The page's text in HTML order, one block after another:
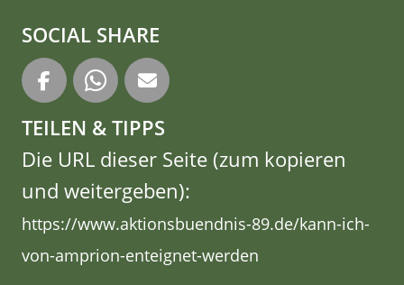
SOCIAL SHARE
TEILEN & TIPPS
Die URL dieser Seite (zum kopieren
und weitergeben):
https://www.aktionsbuendnis-89.de/kann-ich-
von-amprion-enteignet-werden